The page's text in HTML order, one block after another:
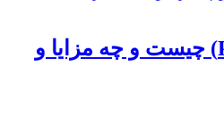
تبلیغات کلیکی (PPC) چیست و چه مزایا و